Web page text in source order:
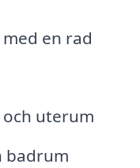
en rad
uterum
badrum